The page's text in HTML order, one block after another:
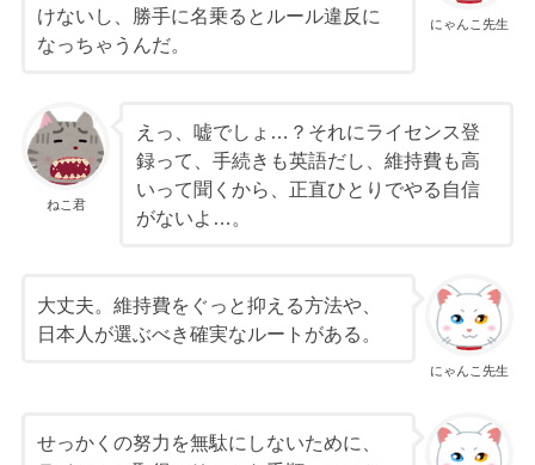
にゃんこ先生
けないし、勝手に名乗るとルール違反に
なっちゃうんだ。
ねこ君
えっ、嘘でしょ…？それにライセンス登
録って、手続きも英語だし、維持費も高
いって聞くから、正直ひとりでやる自信
がないよ…。
にゃんこ先生
大丈夫。維持費をぐっと抑える方法や、
日本人が選ぶべき確実なルートがある。
せっかくの努力を無駄にしないために、